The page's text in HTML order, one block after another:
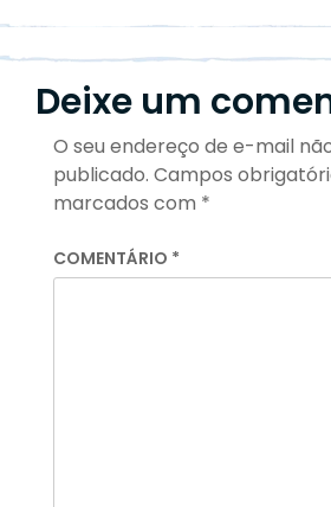
Deixe um
O seu endereço de e-mail
publicado. Campos
marcados com *
COMENTÁRIO *